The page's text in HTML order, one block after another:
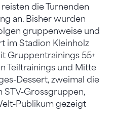
die Turnenden
an. Bisher wurden
gruppenweise und
im Stadion Kleinholz
Gruppentrainings 55+
Teiltrainings und Mitte
Dessert, zweimal die
STV-Grossgruppen,
Publikum gezeigt